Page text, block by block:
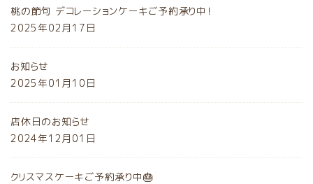
桃の節句 デコレーションケーキご予約承り中！
2025年02月17日
お知らせ
2025年01月10日
店休日のお知らせ
2024年12月01日
クリスマスケーキご予約承り中🎂